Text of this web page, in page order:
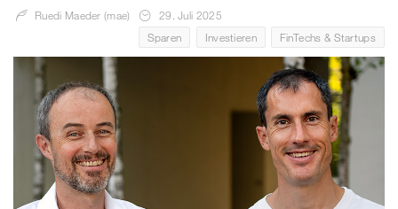
Ruedi Maeder (mae)
29. Juli 2025
Sparen
Investieren FinTechs & Startups